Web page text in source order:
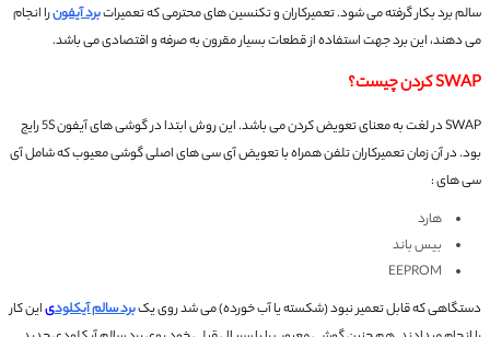
سالم برد بکار گرفته می شود.تعمیرکاران و تکنسین های محترمی که تعمیراتبرد آیفونرا انجام
می دهند، این برد جهت استفاده از قطعات بسیار مقرون به صرفه و اقتصادی می باشد.
SWAP کردن چیست؟
SWAP در لغت به معنای تعویض کردن می باشد. این روش ابتدا در گوشی های آیفون 5S رایج
بود.در آن زمان تعمیرکاران تلفن همراه با تعویض آی سی های اصلی گوشی معیوب که شامل آی
سی های :
هارد
بیس باند
EEPROM
دستگاهی که قابل تعمیر نبود (شکسته یا آب خورده) می شد روی یکبرد سالم آیکلودیاین کار